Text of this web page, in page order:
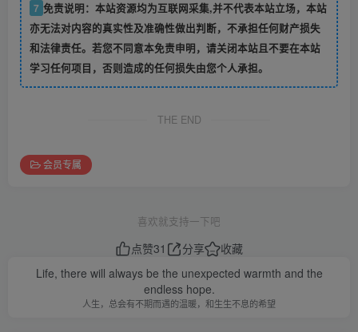
7 免责说明：本站资源均为互联网采集,并不代表本站立场，本站
亦无法对内容的真实性及准确性做出判断，不承担任何财产损失
和法律责任。若您不同意本免责申明，请关闭本站且不要在本站
学习任何项目，否则造成的任何损失由您个人承担。
THE END
会员专属
喜欢就支持一下吧
点赞31 分享
收藏
Life, there will always be the unexpected warmth and the
endless hope.
人生，总会有不期而遇的温暖，和生生不息的希望